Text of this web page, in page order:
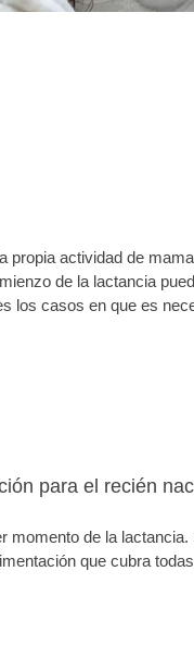
propia actividad de
de la lactancia
los casos en que es
para el recién
de la
que cubra